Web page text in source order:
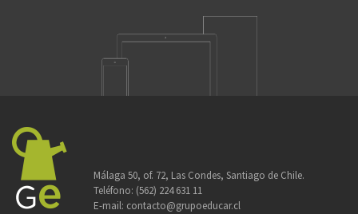
Málaga 50, of. 72, Las Condes, Santiago de Chile.
Teléfono: (562) 224 631 11
E-mail: contacto@grupoeducar.cl